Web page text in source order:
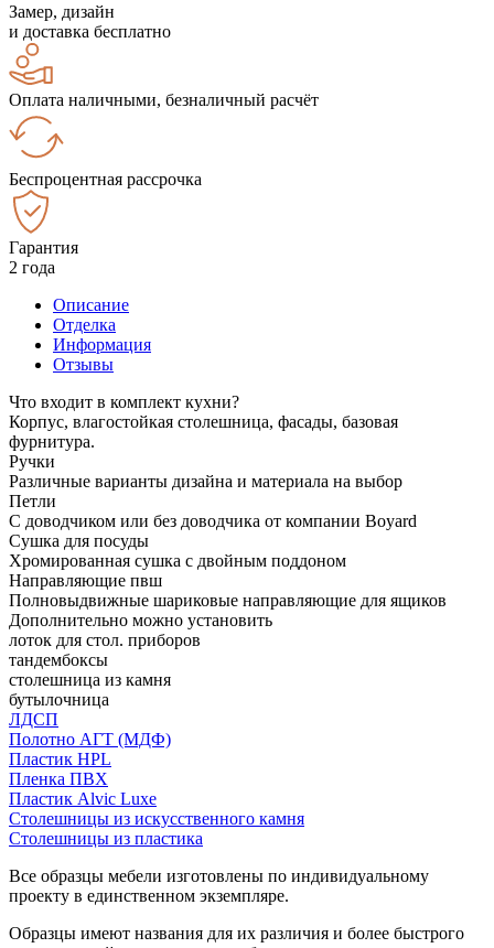
Замер, дизайн
и доставка бесплатно
Оплата наличными, безналичный расчёт
Беспроцентная рассрочка
Гарантия
2 года
Описание
Отделка
Информация
Отзывы
Что входит в комплект кухни?
Корпус, влагостойкая столешница, фасады, базовая
фурнитура.
Ручки
Различные варианты дизайна и материала на выбор
Петли
С доводчиком или без доводчика от компании Boyard
Сушка для посуды
Хромированная сушка с двойным поддоном
Направляющие пвш
Полновыдвижные шариковые направляющие для ящиков
Дополнительно можно установить
лоток для стол. приборов
тандембоксы
столешница из камня
бутылочница
ЛДСП
Полотно АГТ (МДФ)
Пластик HPL
Пленка ПВХ
Пластик Alvic Luxe
Столешницы из искусственного камня
Столешницы из пластика
Все образцы мебели изготовлены по индивидуальному
проекту в единственном экземпляре.
Образцы имеют названия для их различия и более быстрого